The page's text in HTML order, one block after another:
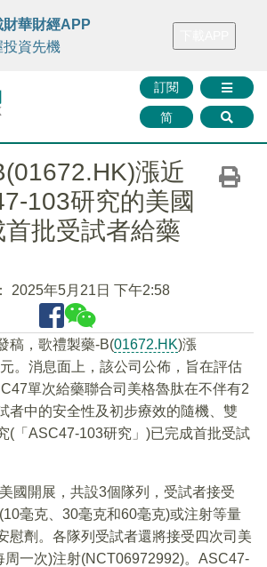
FINTV FINMETA 財華證券 媒體矩陣
訂閱
简
財華財經APP
投資先機
漲近
103研究的美國
批受試者給藥
2025年5月21日 下午2:58
稿，歌禮製藥-B(01672.HK)漲
。消息面上，該公司公佈，旨在評估
單次給藥聯合司美格魯肽在不伴有2
者中的安全性及初步療效的隨機、雙
(「ASC47-103研究」)已完成首批受試
國開展，共設3個隊列，受試者接受
毫克、30毫克和60毫克)或注射等量
慰劑。各隊列受試者還將接受四次司美
周一次)注射(NCT06972992)。ASC47-